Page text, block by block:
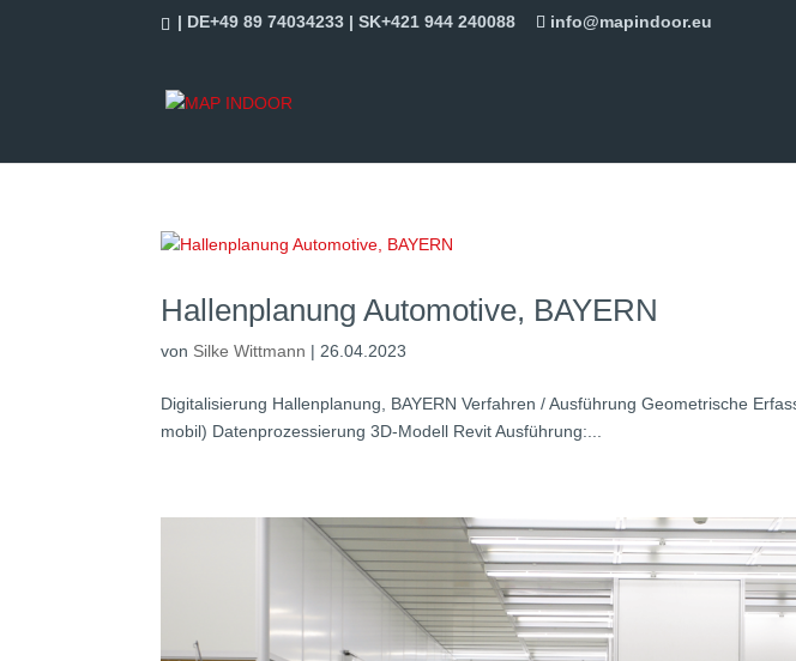
| DE+49 89 74034233 | SK+421 944 240088 info@mapindoor.eu
Hallenplanung Automotive, BAYERN
von Silke Wittmann | 26.04.2023
Digitalisierung Hallenplanung, BAYERN Verfahren / Ausführung Geometrische
mobil) Datenprozessierung 3D-Modell Revit Ausführung:...